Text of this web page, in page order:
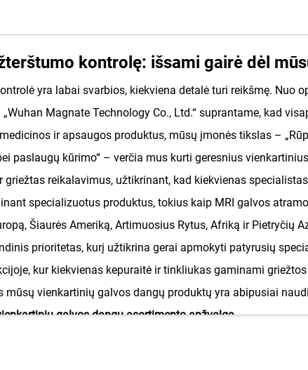
kontrolę: išsami gairė dėl
yra labai svarbios, kiekviena detalė turi reikšmę.
Magnate Technology Co., Ltd.“ suprantame, kad
ir apsaugos produktus, mūsų įmonės tikslas –
paslaugų kūrimo“ – verčia mus kurti geresnius
griežtas reikalavimus, užtikrinant, kad kiekvienas
specializuotus produktus, tokius kaip MRI galvos
Šiaurės Ameriką, Artimuosius Rytus, Afriką ir
prioritetas, kurį užtikrina gerai apmokyti patyrusių
kur kiekvienas kepuraitė ir tinkliukas gaminami
mūsų vienkartinių galvos dangų produktų yra abipusiai
galvos dangų asortimento apžvalga